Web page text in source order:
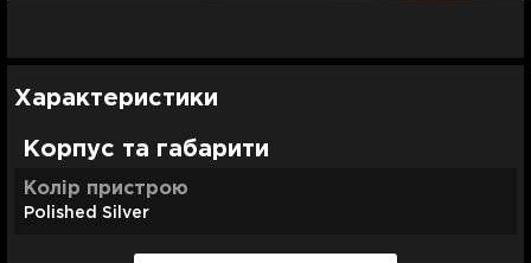
Характеристики
Корпус та габарити
Колір пристрою
Polished Silver